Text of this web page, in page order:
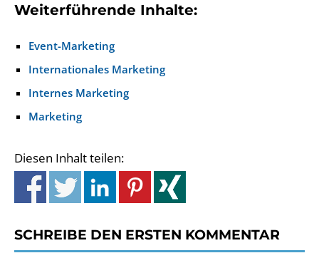
Weiterführende Inhalte:
Event-Marketing
Internationales Marketing
Internes Marketing
Marketing
Diesen Inhalt teilen:
SCHREIBE DEN ERSTEN KOMMENTAR